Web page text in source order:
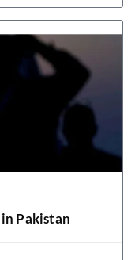
Pakistan